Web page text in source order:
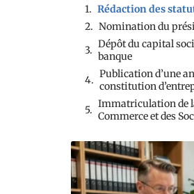
Rédaction des
Nomination du
Dépôt du capital
banque
Publication d’une
constitution
Immatriculation de
Commerce et des